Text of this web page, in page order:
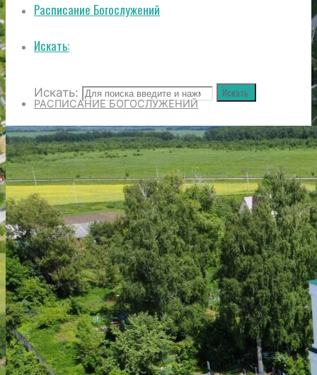
Расписание Богослужений
Искать:
Искать: Искать:
РАСПИСАНИЕ БОГОСЛУЖЕНИЙ
ИСТОРИЯ
АРХИТЕКТУРА
ВОССТАНОВЛЕНИЕ ХРАМА
НАШ ПРИХОД
ВИДЕОМАТЕРИАЛЫ
ДУХОВЕНСТВО
РАСПИСАНИЕ БОГОСЛУЖЕНИЙ